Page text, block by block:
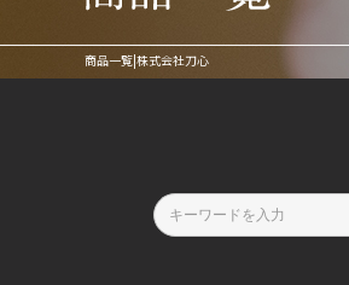
商品一覧|株式会社刀心